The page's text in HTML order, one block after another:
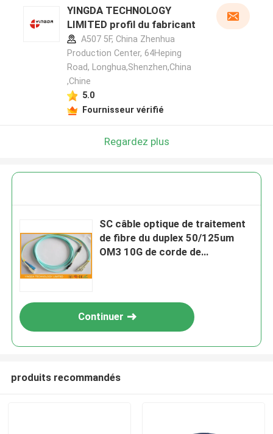
YINGDA TECHNOLOGY
LIMITED profil du fabricant
A507 5F, China Zhenhua
Production Center, 64Heping
Road, Longhua,Shenzhen,China
,Chine
5.0
Fournisseur vérifié
Regardez plus
SC câble optique de traitement
de fibre du duplex 50/125um
OM3 10G de corde de
Continuer
produits recommandés